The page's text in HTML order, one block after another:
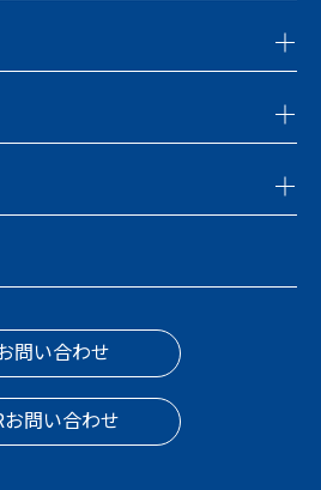
問い合わせ
お問い合わせ